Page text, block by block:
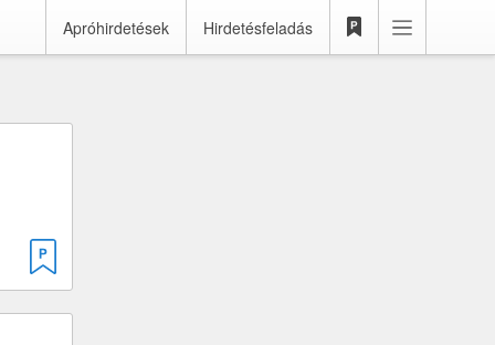
Apróhirdetések Hirdetésfeladás